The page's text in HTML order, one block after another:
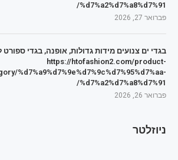
%d7%a2%d7%a8%d7%91/
פברואר 27, 2026
בגדי ים צנועים מידות גדולות, אופנה, בגדי
https://htofashion2.com/product-
%d7%a9%d7%9e%d7%9c%d7%95%d7%aa-
%d7%a2%d7%a8%d7%91/
פברואר 26, 2026
ניוזלטר